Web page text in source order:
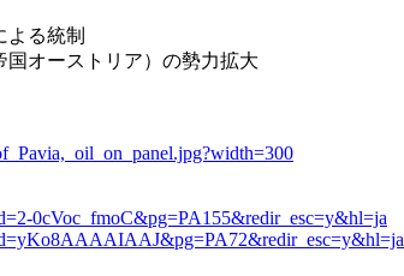
る統制
オーストリア）の勢力拡大
0cVoc_fmoC&pg=PA155&redir_esc=y&hl=ja